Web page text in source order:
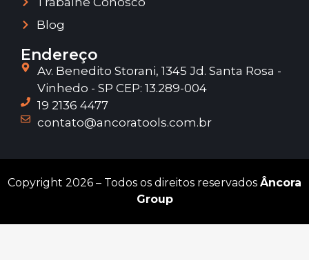
Blog
Endereço
Av. Benedito Storani, 1345 Jd. Santa Rosa -
Vinhedo - SP CEP: 13.289-004
19 2136 4477
contato@ancoratools.com.br
Copyright 2026 – Todos os direitos reservados Âncora
Group